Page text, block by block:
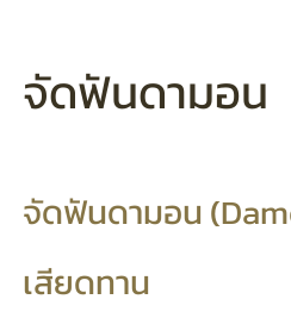
จัดฟันดามอน
จัดฟันดามอน
เสียดทาน